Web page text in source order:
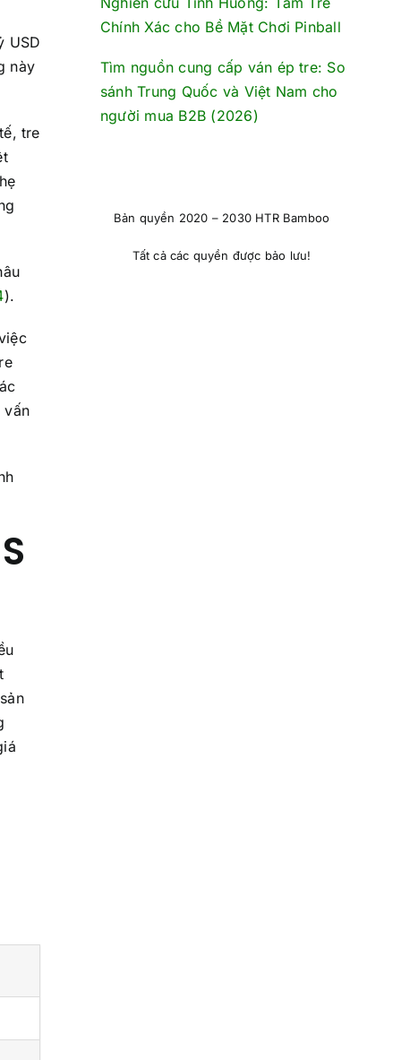
USD
này
tre
).
vấn
Chính Xác cho Bề Mặt Chơi Pinball
Tìm nguồn cung cấp ván ép tre: So
sánh Trung Quốc và Việt Nam cho
người mua B2B (2026)
Bản quyền 2020 – 2030 HTR Bamboo
Tất cả các quyền được bảo lưu!